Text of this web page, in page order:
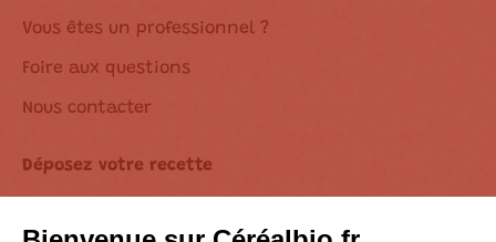
Vous êtes un professionnel ?
Foire aux questions
Nous contacter
Déposez votre recette